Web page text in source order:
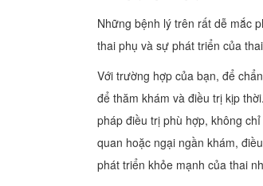
Những bệnh lý trên rất dễ mắc
thai phụ và sự phát triển của
Với trường hợp của bạn, để
để thăm khám và điều trị kịp
pháp điều trị phù hợp, không
quan hoặc ngại ngần khám,
phát triển khỏe mạnh của thai